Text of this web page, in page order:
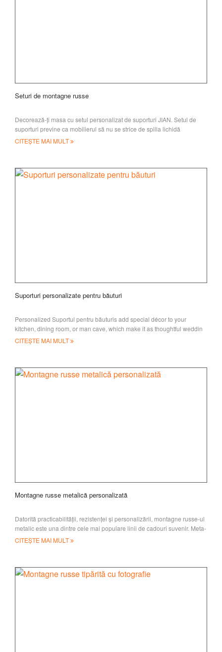
Seturi de montagne russe
Decorează-ți masa cu setul personalizat de suporturi JIAN. Setul de
suporturi previne ca mobilierul să nu se strice de spilla lichidă
CITEȘTE MAI MULT
Suporturi personalizate pentru băuturi
Personalized Suportul pentru băuturis add special décor to your
kitchen, dining room, or man cave, which make it as thoughtful weddin
CITEȘTE MAI MULT
Montagne russe metalică personalizată
Datorită practicabilității, rezistenței și personalizării, montagne russe-ul
metalic este una dintre cele mai populare linii de cadouri suvenir. Meta-
ul nostru
CITEȘTE MAI MULT